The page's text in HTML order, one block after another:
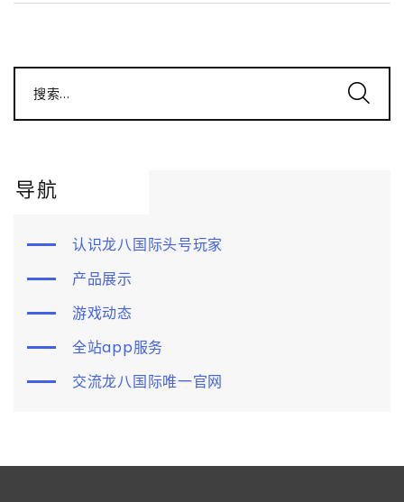
搜索...
导航
认识龙八国际头号玩家
产品展示
游戏动态
全站app服务
交流龙八国际唯一官网